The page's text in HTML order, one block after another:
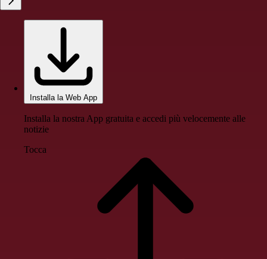
Installa la Web App
Installa la nostra App gratuita e accedi più velocemente alle
notizie
Tocca